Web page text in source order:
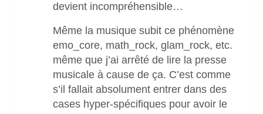
devient incompréhensible…
Même la musique subit ce phénomène
emo_core, math_rock, glam_rock, etc.
même que j’ai arrêté de lire la presse
musicale à cause de ça. C’est comme
s’il fallait absolument entrer dans des
cases hyper-spécifiques pour avoir le